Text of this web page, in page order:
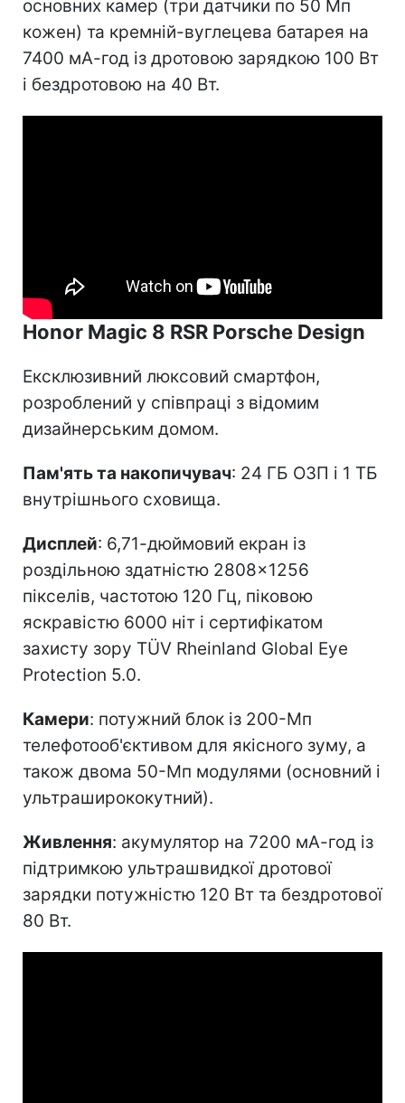
основних камер (три датчики по 50 Мп
кожен) та кремній-вуглецева батарея на
7400 мА-год із дротовою зарядкою 100 Вт
і бездротовою на 40 Вт.
Honor Magic 8 RSR Porsche Design
Ексклюзивний люксовий смартфон,
розроблений у співпраці з відомим
дизайнерським домом.
Пам'ять та накопичувач: 24 ГБ ОЗП і 1 ТБ
внутрішнього сховища.
Дисплей: 6,71-дюймовий екран із
роздільною здатністю 2808×1256
пікселів, частотою 120 Гц, піковою
яскравістю 6000 ніт і сертифікатом
захисту зору TÜV Rheinland Global Eye
Protection 5.0.
Камери: потужний блок із 200-Мп
телефотооб'єктивом для якісного зуму, а
також двома 50-Мп модулями (основний і
ультраширококутний).
Живлення: акумулятор на 7200 мА-год із
підтримкою ультрашвидкої дротової
зарядки потужністю 120 Вт та бездротової
80 Вт.